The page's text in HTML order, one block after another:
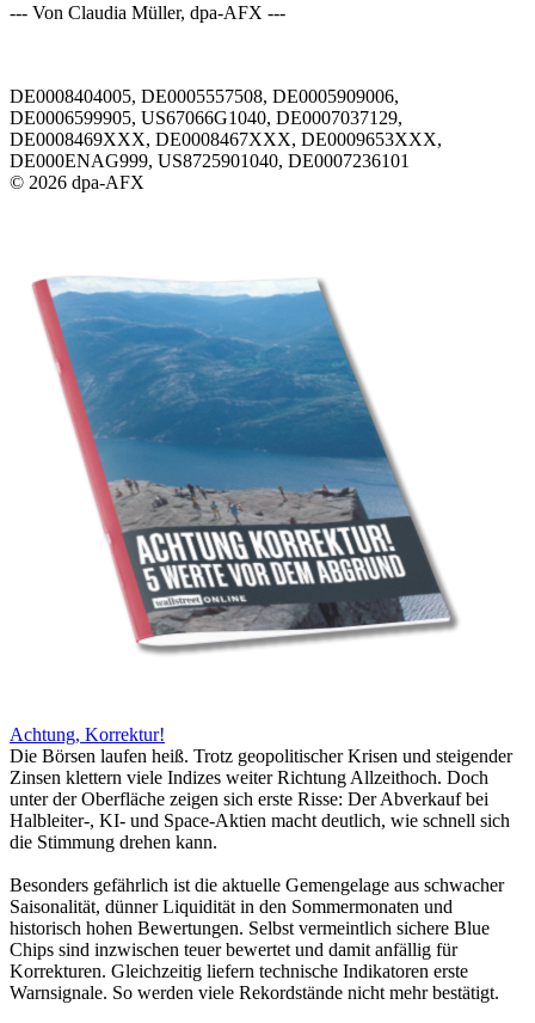
--- Von Claudia Müller, dpa-AFX ---
DE0008404005, DE0005557508, DE0005909006,
DE0006599905, US67066G1040, DE0007037129,
DE0008469XXX, DE0008467XXX, DE0009653XXX,
DE000ENAG999, US8725901040, DE0007236101
© 2026 dpa-AFX
Achtung, Korrektur!
Die Börsen laufen heiß. Trotz geopolitischer Krisen und steigender
Zinsen klettern viele Indizes weiter Richtung Allzeithoch. Doch
unter der Oberfläche zeigen sich erste Risse: Der Abverkauf bei
Halbleiter-, KI- und Space-Aktien macht deutlich, wie schnell sich
die Stimmung drehen kann.
Besonders gefährlich ist die aktuelle Gemengelage aus schwacher
Saisonalität, dünner Liquidität in den Sommermonaten und
historisch hohen Bewertungen. Selbst vermeintlich sichere Blue
Chips sind inzwischen teuer bewertet und damit anfällig für
Korrekturen. Gleichzeitig liefern technische Indikatoren erste
Warnsignale. So werden viele Rekordstände nicht mehr bestätigt.